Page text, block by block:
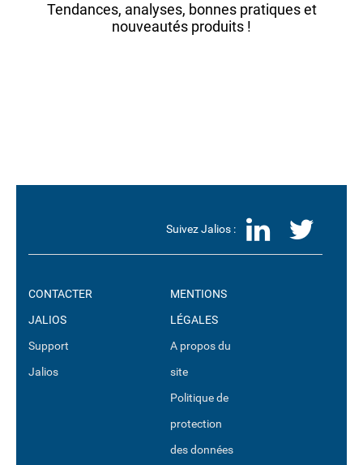
Tendances, analyses, bonnes pratiques et
nouveautés produits !
Suivez Jalios :
CONTACTER
JALIOS
Support
Jalios
MENTIONS
LÉGALES
A propos du
site
Politique de
protection
des données